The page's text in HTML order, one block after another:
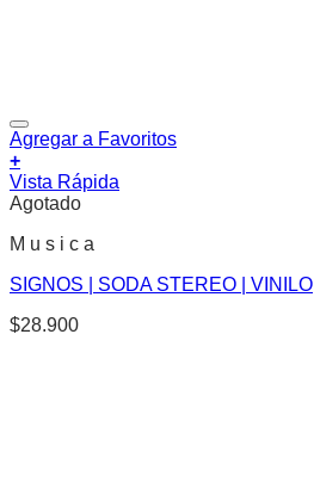
Agregar a Favoritos
+
Vista Rápida
Agotado
M u s i c a
SIGNOS | SODA STEREO | VINILO
$28.900